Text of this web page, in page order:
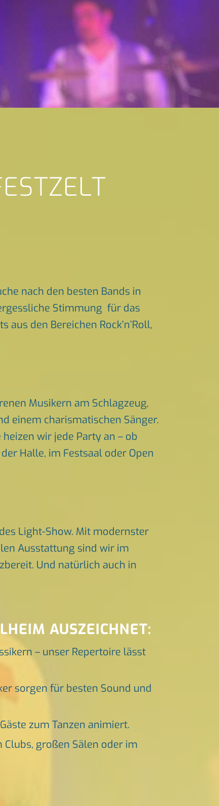
nach den besten Bands in
Stimmung für das
den Bereichen Rock’n’Roll,
Musikern am Schlagzeug,
einem charismatischen Sänger.
wir jede Party an – ob
Halle, im Festsaal oder Open
Light-Show. Mit modernster
Ausstattung sind wir im
Und natürlich auch in
AUSZEICHNET:
– unser Repertoire lässt
sorgen für besten Sound und
zum Tanzen animiert.
großen Sälen oder im